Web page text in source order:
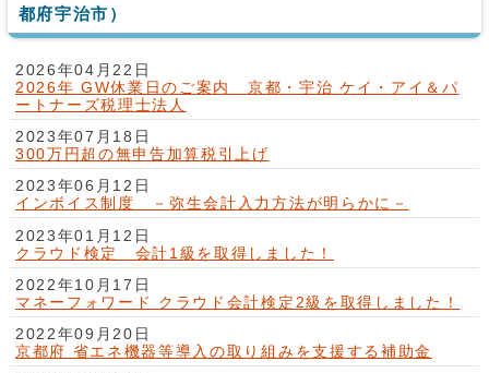
都府宇治市）
2026年04月22日
2026年 GW休業日のご案内 京都・宇治 ケイ・アイ＆パ
ートナーズ税理士法人
2023年07月18日
300万円超の無申告加算税引上げ
2023年06月12日
インボイス制度 －弥生会計入力方法が明らかに－
2023年01月12日
クラウド検定 会計1級を取得しました！
2022年10月17日
マネーフォワード クラウド会計検定2級を取得しました！
2022年09月20日
京都府 省エネ機器等導入の取り組みを支援する補助金